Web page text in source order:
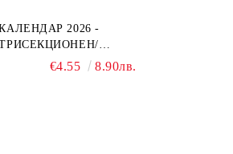
2026 -
ЕДНОСЕКЦИОНЕН
€4.55 8.90лв.